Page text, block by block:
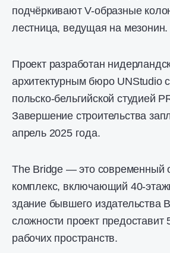
подчёркивают V-образные
лестница, ведущая на мезонин.
Проект разработан
архитектурным бюро UNStudio
польско-бельгийской студией
Завершение строительства
апрель 2025 года.
The Bridge — это современный
комплекс, включающий 40-
здание бывшего издательства
сложности проект предоставит
рабочих пространств.